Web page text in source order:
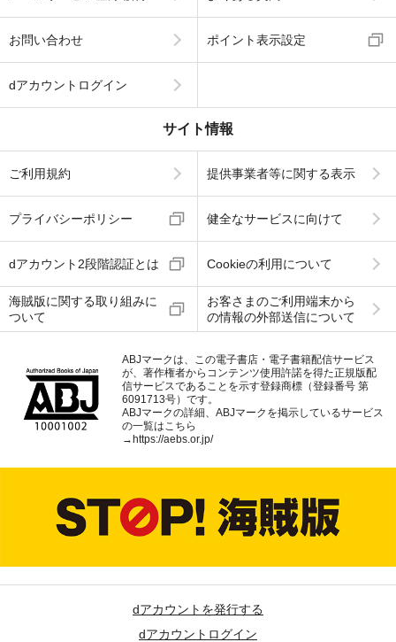
お問い合わせ ポイント表示設定
dアカウントログイン
サイト情報
ご利用規約 提供事業者等に関する表示
プライバシーポリシー 健全なサービスに向けて
dアカウント2段階認証とは Cookieの利用について
海賊版に関する取り組みに
ついて
お客さまのご利用端末から
の情報の外部送信について
ABJマークは、この電子書店・電子書籍配信サービス
が、著作権者からコンテンツ使用許諾を得た正規版配
信サービスであることを示す登録商標（登録番号 第
6091713号）です。
ABJマークの詳細、ABJマークを掲示しているサービス
の一覧はこちら
→https://aebs.or.jp/
dアカウントを発行する
dアカウントログイン